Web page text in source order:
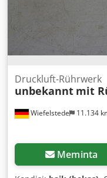
Wiefelstede 11.134
Druckluft-Rührwerk
unbekannt mit
Meminta